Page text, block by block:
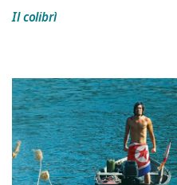
Il colibrì